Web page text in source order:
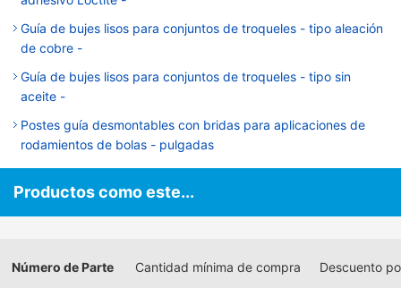
Guía de bujes lisos para conjuntos de troqueles - tipo aleación
de cobre -
Guía de bujes lisos para conjuntos de troqueles - tipo sin
aceite -
Postes guía desmontables con bridas para aplicaciones de
rodamientos de bolas - pulgadas
Productos como este...
Número de Parte Cantidad mínima de compra Descuento